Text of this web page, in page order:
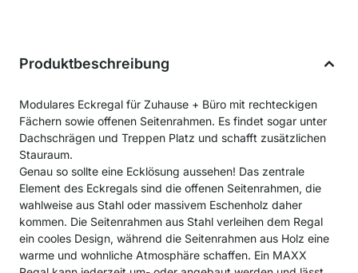
Produktbeschreibung
Modulares Eckregal für Zuhause + Büro mit rechteckigen
Fächern sowie offenen Seitenrahmen. Es findet sogar unter
Dachschrägen und Treppen Platz und schafft zusätzlichen
Stauraum.
Genau so sollte eine Ecklösung aussehen! Das zentrale
Element des Eckregals sind die offenen Seitenrahmen, die
wahlweise aus Stahl oder massivem Eschenholz daher
kommen. Die Seitenrahmen aus Stahl verleihen dem Regal
ein cooles Design, während die Seitenrahmen aus Holz eine
warme und wohnliche Atmosphäre schaffen. Ein MAXX